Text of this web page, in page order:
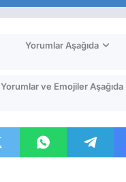
Yorumlar Aşağıda
Yorumlar ve Emojiler Aşağıda